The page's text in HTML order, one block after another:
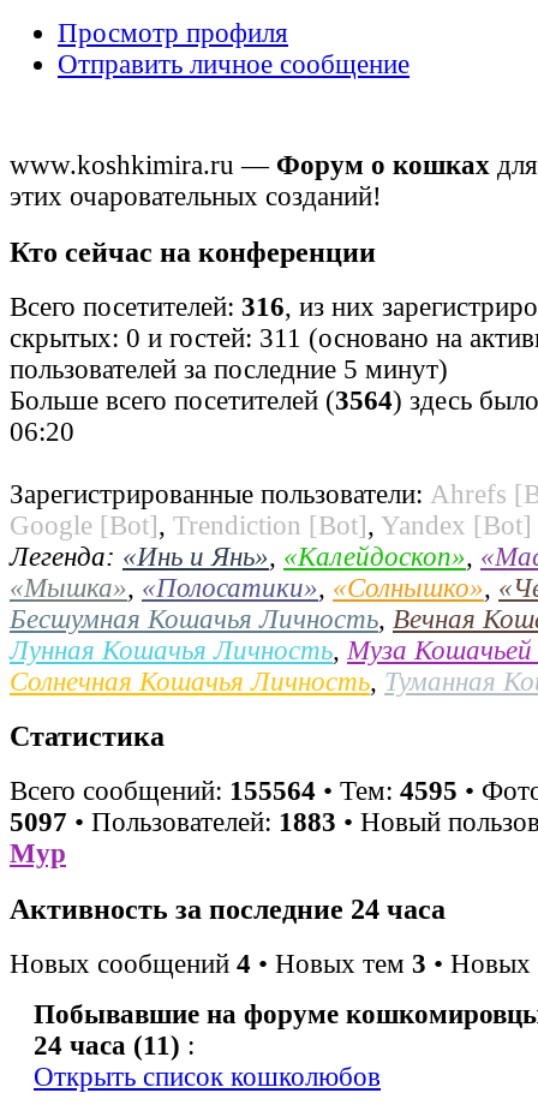
Просмотр профиля
Отправить личное сообщение
www.koshkimira.ru — Форум о кошках
этих очаровательных созданий!
Кто сейчас на конференции
Всего посетителей: 316, из них
скрытых: 0 и гостей: 311 (основано на
пользователей за последние 5 минут)
Больше всего посетителей (3564) здесь
06:20
Зарегистрированные пользователи: Ahrefs
Google [Bot], Trendiction [Bot], Yandex [Bot]
Легенда: «Инь и Янь», «Калейдоскоп»,
«Мышка», «Полосатики», «Солнышко»,
Бесшумная Кошачья Личность, Вечная
Лунная Кошачья Личность, Муза
Солнечная Кошачья Личность, Туманная
Статистика
Всего сообщений: 155564 • Тем: 4595 •
5097 • Пользователей: 1883 • Новый
Мур
Активность за последние 24 часа
Новых сообщений 4 • Новых тем 3 • Новых
Побывавшие на форуме кошкомировцы
24 часа (11) :
Открыть список кошколюбов